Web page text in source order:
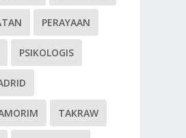
PERAYAAN
PSIKOLOGIS
TAKRAW